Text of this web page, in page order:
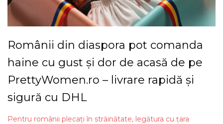
Românii din diaspora pot comanda
haine cu gust și dor de acasă de pe
PrettyWomen.ro – livrare rapidă și
sigură cu DHL
Pentru românii plecați în străinătate, legătura cu țara